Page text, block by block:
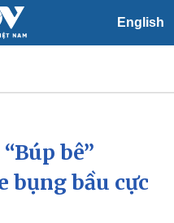
English
Xã hội
Tin 24h
Dự báo thời tiết
bê”
bụng bầu cực